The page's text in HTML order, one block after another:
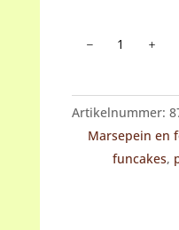
green)
aantal
Artikelnummer:
Marsepein en
funcakes,